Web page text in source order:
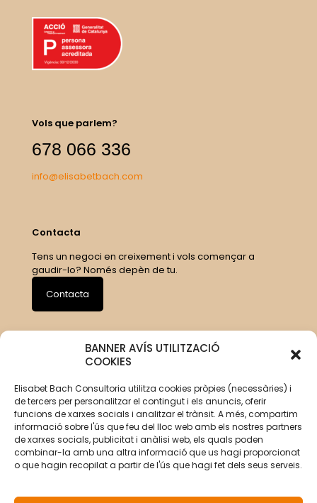
BANNER AVÍS UTILITZACIÓ
COOKIES
Elisabet Bach Consultoria utilitza cookies pròpies (necessàries) i
de tercers per personalitzar el contingut i els anuncis, oferir
funcions de xarxes socials i analitzar el trànsit. A més, compartim
informació sobre l'ús que feu del lloc web amb els nostres partners
de xarxes socials, publicitat i anàlisi web, els quals poden
combinar-la amb una altra informació que us hagi proporcionat
o que hagin recopilat a partir de l'ús que hagi fet dels seus serveis.
Vols que parlem?
678 066 336
info@elisabetbach.com
Contacta
Tens un negoci en creixement i vols començar a
gaudir-lo? Només depèn de tu.
Contacta